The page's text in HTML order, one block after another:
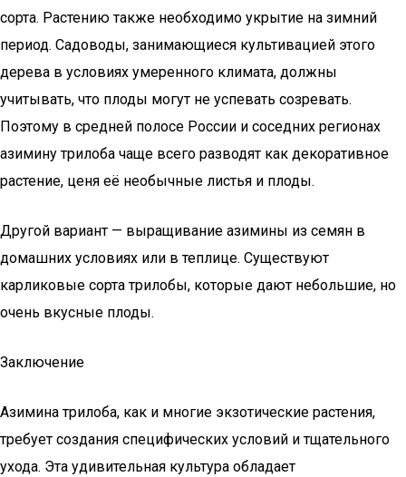
сорта. Растению также необходимо укрытие на зимний
период. Садоводы, занимающиеся культивацией этого
дерева в условиях умеренного климата, должны
учитывать, что плоды могут не успевать созревать.
Поэтому в средней полосе России и соседних регионах
азимину трилоба чаще всего разводят как декоративное
растение, ценя её необычные листья и плоды.
Другой вариант — выращивание азимины из семян в
домашних условиях или в теплице. Существуют
карликовые сорта трилобы, которые дают небольшие, но
очень вкусные плоды.
Заключение
Азимина трилоба, как и многие экзотические растения,
требует создания специфических условий и тщательного
ухода. Эта удивительная культура обладает